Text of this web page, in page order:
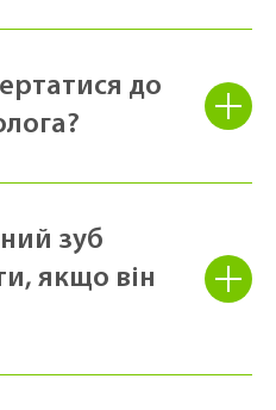
до
зуб
якщо він